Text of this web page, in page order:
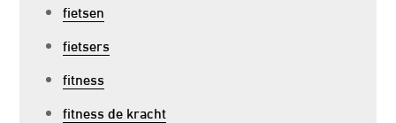
fietsen
fietsers
fitness
fitness de kracht